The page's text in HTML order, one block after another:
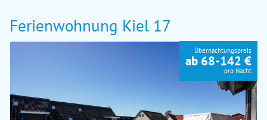
Ferienwohnung Kiel 17
Übernachtungspreis
ab 68-142 €
pro Nacht